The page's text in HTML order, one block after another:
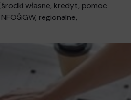
własne, kredyt, pomoc
regionalne,